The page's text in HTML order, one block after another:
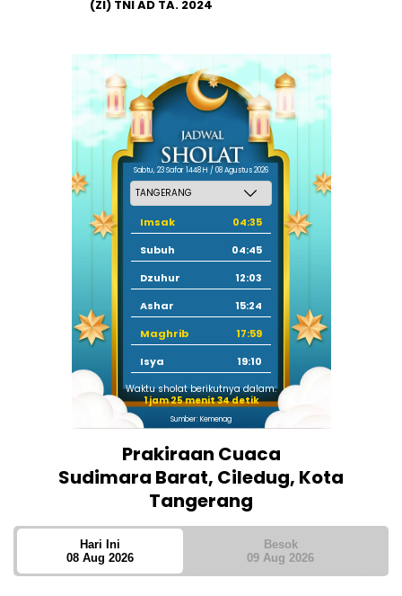
(ZI) TNI AD TA. 2024
Sabtu, 23 Safar 1448 H / 08 Agustus 2026
Imsak
04:35
Subuh
04:45
Dzuhur
12:03
Ashar
15:24
Maghrib
17:59
Isya
19:10
Waktu sholat berikutnya dalam:
1 jam 25 menit 34 detik
Sumber: Kemenag
Prakiraan Cuaca
Sudimara Barat, Ciledug, Kota
Tangerang
Hari Ini
08 Aug 2026
Besok
09 Aug 2026